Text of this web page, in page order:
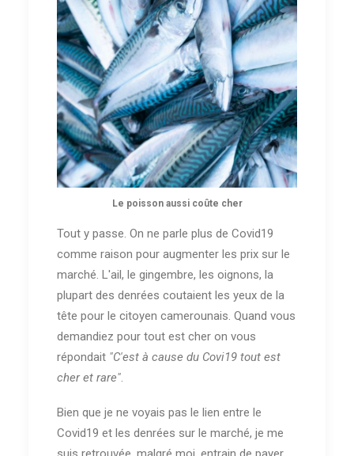
Le poisson aussi coûte cher
Tout y passe. On ne parle plus de Covid19
comme raison pour augmenter les prix sur le
marché. L'ail, le gingembre, les oignons, la
plupart des denrées coutaient les yeux de la
tête pour le citoyen camerounais. Quand vous
demandiez pour tout est cher on vous
répondait "C'est à cause du Covi19 tout est
cher et rare".
Bien que je ne voyais pas le lien entre le
Covid19 et les denrées sur le marché, je me